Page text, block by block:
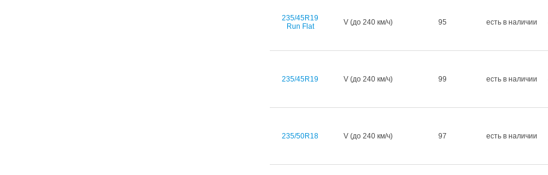
235/45R19
Run Flat
V (до 240 км/ч) 95 есть в наличии
235/45R19 V (до 240 км/ч) 99 есть в наличии
235/50R18 V (до 240 км/ч) 97 есть в наличии